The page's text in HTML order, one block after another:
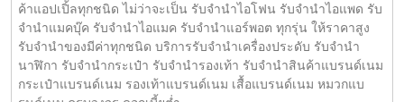
ค้าแอปเปิ้ลทุกชนิด ไม่ว่าจะเป็น รับจำนำไอโฟน รับจำนำไอแพด รับ
จำนำแมคบุ๊ค รับจำนำไอแมค รับจำนำแอร์พอต ทุกรุ่น ให้ราคาสูง
รับจำนำของมีค่าทุกชนิด บริการรับจำนำเครื่องประดับ รับจำนำ
นาฬิกา รับจำนำกระเป๋า รับจำนำรองเท้า รับจำนำสินค้าแบรนด์เนม
กระเป๋าแบรนด์เนม รองเท้าแบรนด์เนม เสื้อแบรนด์เนม หมวกแบ